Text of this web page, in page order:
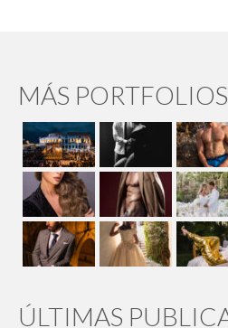
MÁS PORTFOLIOS
ÚLTIMAS